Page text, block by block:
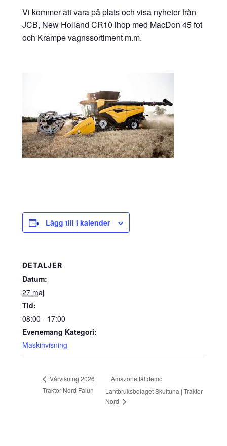
Vi kommer att vara på plats och visa nyheter från
JCB, New Holland CR10 ihop med MacDon 45 fot
och Krampe vagnssortiment m.m.
Lägg till i kalender
DETALJER
Datum:
27 maj
Tid:
08:00 - 17:00
Evenemang Kategori:
Maskinvisning
Vårvisning 2026 |
Traktor Nord Falun
Amazone fältdemo
Lantbruksbolaget Skultuna | Traktor
Nord